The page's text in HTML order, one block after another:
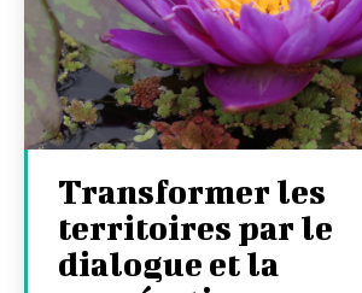
Transformer les
territoires par le
dialogue et la